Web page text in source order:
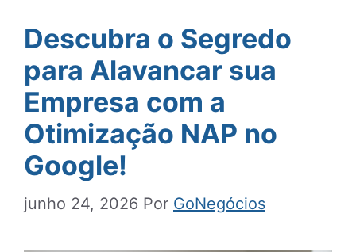
Descubra o Segredo
para Alavancar sua
Empresa com a
Otimização NAP no
Google!
junho 24, 2026 Por GoNegócios